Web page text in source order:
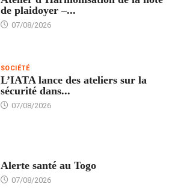
de plaidoyer –...
07/08/2026
SOCIÉTÉ
L’IATA lance des ateliers sur la
sécurité dans...
07/08/2026
Alerte santé au Togo
07/08/2026